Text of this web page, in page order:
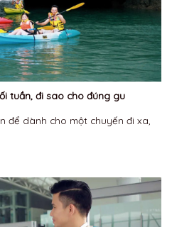
tuần, đi sao cho đúng gu
để dành cho một chuyến đi xa,